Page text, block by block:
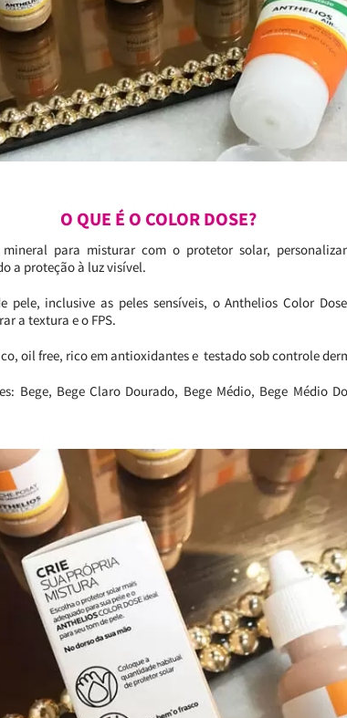
O QUE É O COLOR DOSE?
para misturar com o protetor solar,
a proteção à luz visível.
pele, inclusive as peles sensíveis, o Anthelios Color
a textura e o FPS.
oil free, rico em antioxidantes e testado sob controle
Bege, Bege Claro Dourado, Bege Médio, Bege Médio